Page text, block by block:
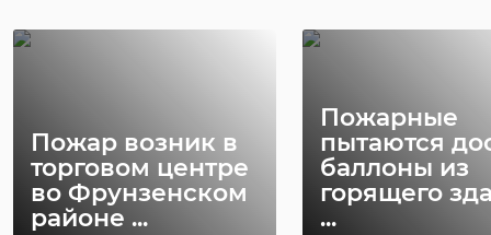
Пожар возник в
торговом центре
во Фрунзенском
районе ...
Пожарные
пытаются
баллоны из
горящего
...
восстанавливает
старинную финск
...
Уникальную
реликвию
века